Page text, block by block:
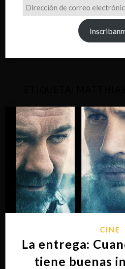
Dirección
de
CINE
La entrega:
tiene buenas